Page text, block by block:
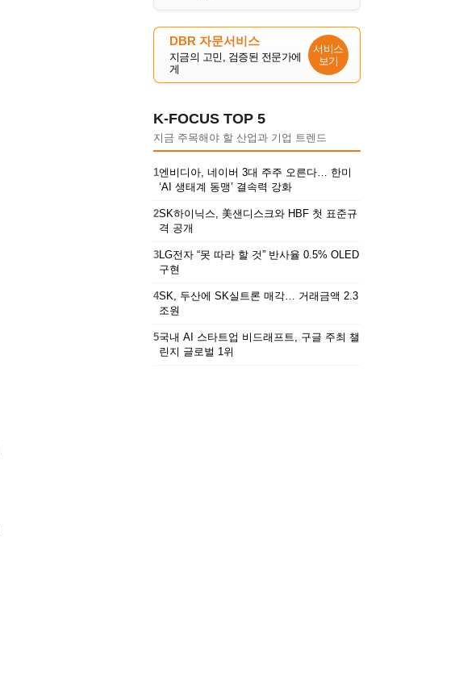
DBR 자문서비스
지금의 고민, 검증된 전문가에
게
서비스
보기
K-FOCUS TOP 5
지금 주목해야 할 산업과 기업 트렌드
1엔비디아, 네이버 3대 주주 오른다… 한미
‘AI 생태계 동맹’ 결속력 강화
2SK하이닉스, 美샌디스크와 HBF 첫 표준규
격 공개
3LG전자 “못 따라 할 것” 반사율 0.5% OLED
구현
4SK, 두산에 SK실트론 매각… 거래금액 2.3
조원
5국내 AI 스타트업 비드래프트, 구글 주최 챌
린지 글로벌 1위